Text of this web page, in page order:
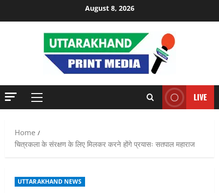
August 8, 2026
Primary
LIVE
Home
चित्रकला के संरक्षण के लिए मिलकर करने होंगे प्रयासः सतपाल महाराज
UTTARAKHAND NEWS